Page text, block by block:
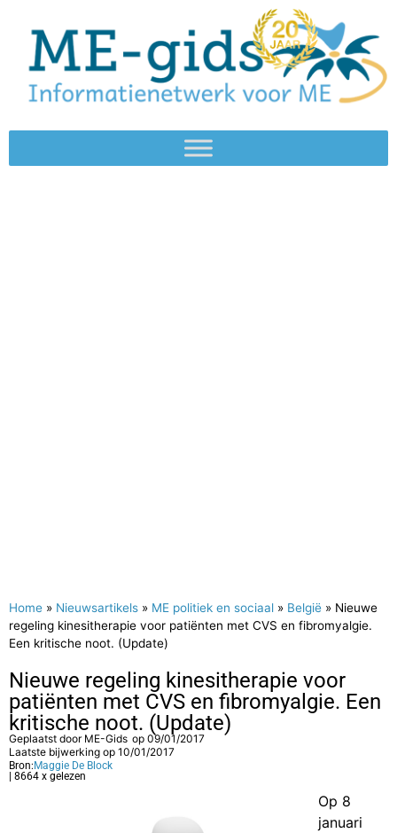
Home » Nieuwsartikels » ME politiek en sociaal » België » Nieuwe
regeling kinesitherapie voor patiënten met CVS en fibromyalgie.
Een kritische noot. (Update)
Nieuwe regeling kinesitherapie voor
patiënten met CVS en fibromyalgie. Een
kritische noot. (Update)
Geplaatst door ME-Gids op 09/01/2017
Laatste bijwerking op 10/01/2017
Bron: Maggie De Block
| 8664 x gelezen
Op 8
januari